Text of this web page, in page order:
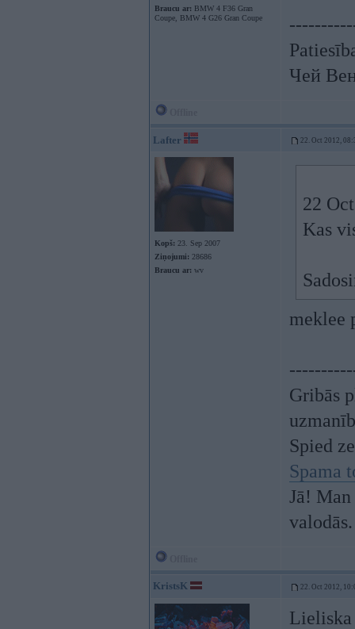
Braucu ar: BMW 4 F36 Gran
Coupe, BMW 4 G26 Gran Coupe
Чей
Lafter 22. Oct 2012,
Kopš: 23. Sep 2007
Ziņojumi: 28686
Braucu ar: wv
22
Kas
meklee
Gribās
Spied
Spama
Jā!
valodās.
KristsK 22. Oct 2012,
Lieliska